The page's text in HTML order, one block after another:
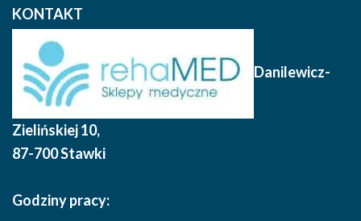
KONTAKT
Danilewicz-
Zielińskiej 10,
87-700 Stawki
Godziny pracy: